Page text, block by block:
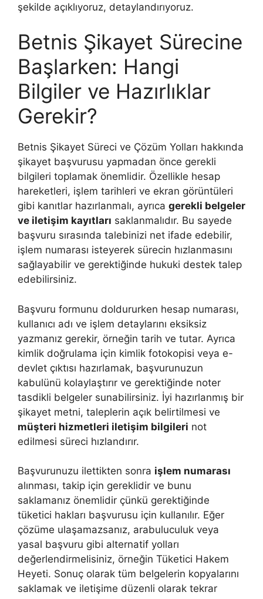
şekilde açıklıyoruz, detaylandırıyoruz.
Betnis Şikayet Sürecine
Başlarken: Hangi
Bilgiler ve Hazırlıklar
Gerekir?
Betnis Şikayet Süreci ve Çözüm Yolları hakkında
şikayet başvurusu yapmadan önce gerekli
bilgileri toplamak önemlidir. Özellikle hesap
hareketleri, işlem tarihleri ve ekran görüntüleri
gibi kanıtlar hazırlanmalı, ayrıca gerekli belgeler
ve iletişim kayıtları saklanmalıdır. Bu sayede
başvuru sırasında talebinizi net ifade edebilir,
işlem numarası isteyerek sürecin hızlanmasını
sağlayabilir ve gerektiğinde hukuki destek talep
edebilirsiniz.
Başvuru formunu doldururken hesap numarası,
kullanıcı adı ve işlem detaylarını eksiksiz
yazmanız gerekir, örneğin tarih ve tutar. Ayrıca
kimlik doğrulama için kimlik fotokopisi veya e-
devlet çıktısı hazırlamak, başvurunuzun
kabulünü kolaylaştırır ve gerektiğinde noter
tasdikli belgeler sunabilirsiniz. İyi hazırlanmış bir
şikayet metni, taleplerin açık belirtilmesi ve
müşteri hizmetleri iletişim bilgileri not
edilmesi süreci hızlandırır.
Başvurunuzu ilettikten sonra işlem numarası
alınması, takip için gereklidir ve bunu
saklamanız önemlidir çünkü gerektiğinde
tüketici hakları başvurusu için kullanılır. Eğer
çözüme ulaşamazsanız, arabuluculuk veya
yasal başvuru gibi alternatif yolları
değerlendirmelisiniz, örneğin Tüketici Hakem
Heyeti. Sonuç olarak tüm belgelerin kopyalarını
saklamak ve iletişime düzenli olarak tekrar